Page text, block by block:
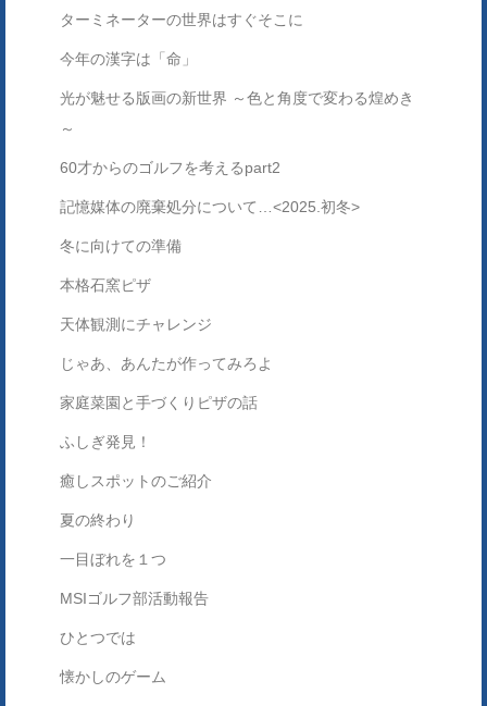
ターミネーターの世界はすぐそこに
今年の漢字は「命」
光が魅せる版画の新世界 ～色と角度で変わる煌めき
～
60才からのゴルフを考えるpart2
記憶媒体の廃棄処分について…<2025.初冬>
冬に向けての準備
本格石窯ピザ
天体観測にチャレンジ
じゃあ、あんたが作ってみろよ
家庭菜園と手づくりピザの話
ふしぎ発見！
癒しスポットのご紹介
夏の終わり
一目ぼれを１つ
MSIゴルフ部活動報告
ひとつでは
懐かしのゲーム